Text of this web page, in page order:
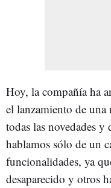
Hoy, la compañía ha
el lanzamiento de
todas las novedades
hablamos sólo de un
funcionalidades, ya
desaparecido y otros